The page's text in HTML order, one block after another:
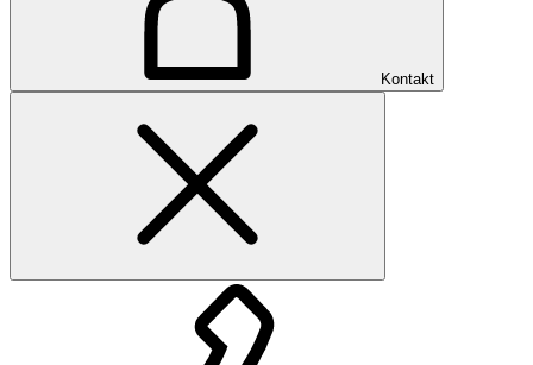
Kontakt